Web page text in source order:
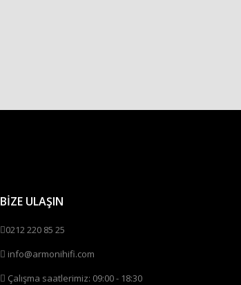
BİZE ULAŞIN
0212 220 85 25
info@armonihifi.com
Çalışma saatlerimiz: 09:00 - 18:30